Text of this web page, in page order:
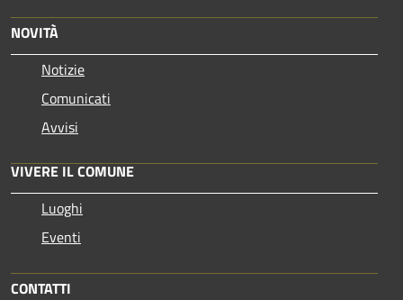
NOVITÀ
Notizie
Comunicati
Avvisi
VIVERE IL COMUNE
Luoghi
Eventi
CONTATTI